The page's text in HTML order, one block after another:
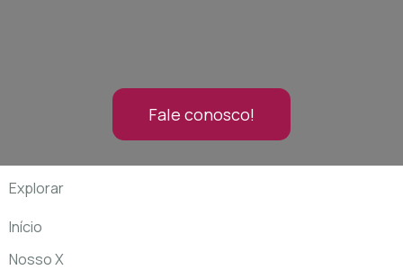
Fale conosco!
Explorar
Início
Nosso X